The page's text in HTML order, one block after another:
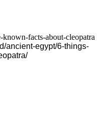
facts-about-cleopatra
ancient-egypt/6-things-